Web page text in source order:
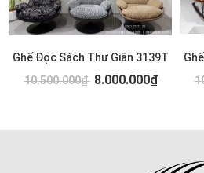
Ghế Đọc Sách Thư Giãn 3139T
10.500.000₫ 8.000.000₫